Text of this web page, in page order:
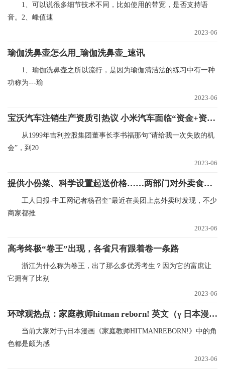
1、可以说很多细节技术不同，比如使用的带宽，是否支持语
音。2、峰值速
2023-06
瑜伽洗鼻壶怎么用_瑜伽洗鼻壶_速讯
1、瑜伽洗鼻壶之所以流行，是因为瑜伽清洁法的练习中有一种
功称为---瑜
2023-06
宝沃汽车注销生产资质引热议 小米汽车面临“资金+资质”双重考验？
从1999年吉利控股集团董事长李书福那句“请给我一次失败的机
会”，到20
2023-06
提供小份菜、科学设置起送价格……两部门对外卖食品浪费说“不”
工人日报-中工网记者杨召奎“最近在美团上点外卖时发现，不少
商家都推
2023-06
高考终极“卷王”出现，各省只有跟着卷一条路
浙江为什么称为卷王，出了那么多优秀考生？因为它的富庶让
它拥有了比别
2023-06
环球观热点：家庭教师hitman reborn! 英文（γ 日本漫画家庭教师HITMAN REBORN!中的角色）
当前大家对于γ日本漫画《家庭教师HITMANREBORN!》中的角
色都是颇为感
2023-06